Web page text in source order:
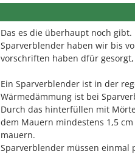
Das es die überhaupt noch gibt.
Sparverblender haben wir bis
vorschriften haben dfür
Ein Sparverblender ist in der
Wärmedämmung ist bei
Durch das hinterfüllen mit
dem Mauern mindestens 1,5
mauern.
Sparverblender müssen einmal